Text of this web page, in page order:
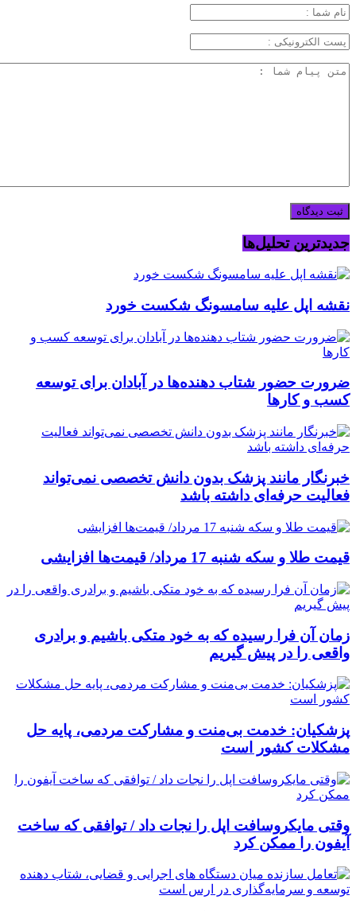
جدیدترین تحلیل‌ها
نقشه اپل علیه سامسونگ شکست خورد
ضرورت حضور شتاب ‌دهنده‌ها در آبادان برای توسعه
کسب‌ و کارها
خبرنگار مانند پزشک بدون دانش تخصصی نمی‌تواند
فعالیت حرفه‌ای داشته باشد
قیمت طلا و سکه شنبه 17 مرداد/ قیمت‌ها افزایشی
زمان آن فرا رسیده که به خود متکی باشیم و برادری
واقعی را در پیش گیریم
پزشکیان: خدمت بی‌منت و مشارکت مردمی، پایه حل
مشکلات کشور است
وقتی مایکروسافت اپل را نجات داد / توافقی که ساخت
آیفون را ممکن کرد